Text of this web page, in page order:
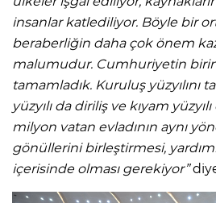
insanlar katlediliyor. Böyle bir
beraberliğin daha çok önem
malumudur. Cumhuriyetin
tamamladık. Kuruluş yüzyılını
yüzyılı da diriliş ve kıyam
milyon vatan evladının aynı
gönüllerini birleştirmesi,
içerisinde olması gerekiyor”